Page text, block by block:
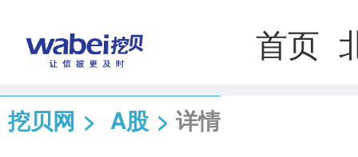
首页
挖贝网 > A股 > 详情